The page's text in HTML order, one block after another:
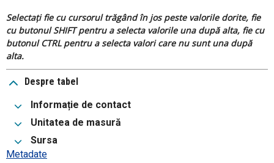
Selectați fie cu cursorul trăgând în jos peste valorile dorite, fie
cu butonul SHIFT pentru a selecta valorile una după alta, fie cu
butonul CTRL pentru a selecta valori care nu sunt una după
alta.
Despre tabel
Informație de contact
Unitatea de masură
Sursa
Metadate